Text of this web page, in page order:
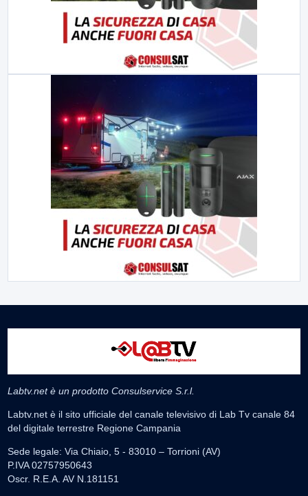
Labtv.net è un prodotto Consulservice S.r.l.
Labtv.net è il sito ufficiale del canale televisivo di Lab Tv canale 84
del digitale terrestre Regione Campania
Sede legale: Via Chiaio, 5 - 83010 – Torrioni (AV)
P.IVA 02757950643
Oscr. R.E.A. AV N.181151